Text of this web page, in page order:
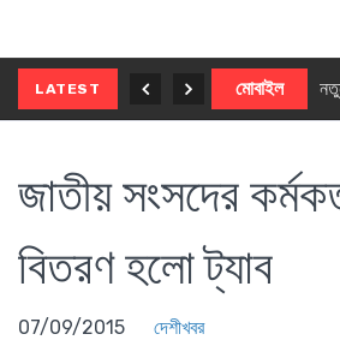
LATEST মোবাইল
জাতীয় সংসদের
বিতরণ হলো ট্যাব
07/09/2015 দেশীখবর